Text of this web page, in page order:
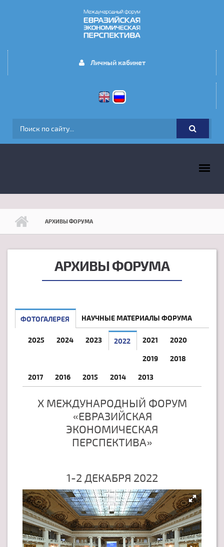
Личный кабинет
ФОРМА ПОИСКА
АРХИВЫ ФОРУМА
АРХИВЫ ФОРУМА
ФОТОГАЛЕРЕЯ НАУЧНЫЕ МАТЕРИАЛЫ ФОРУМА
2025 2024 2023 2022 2021 2020
2019 2018
2017 2016 2015 2014 2013
X МЕЖДУНАРОДНЫЙ ФОРУМ
«ЕВРАЗИЙСКАЯ
ЭКОНОМИЧЕСКАЯ
ПЕРСПЕКТИВА»
1-2 ДЕКАБРЯ 2022